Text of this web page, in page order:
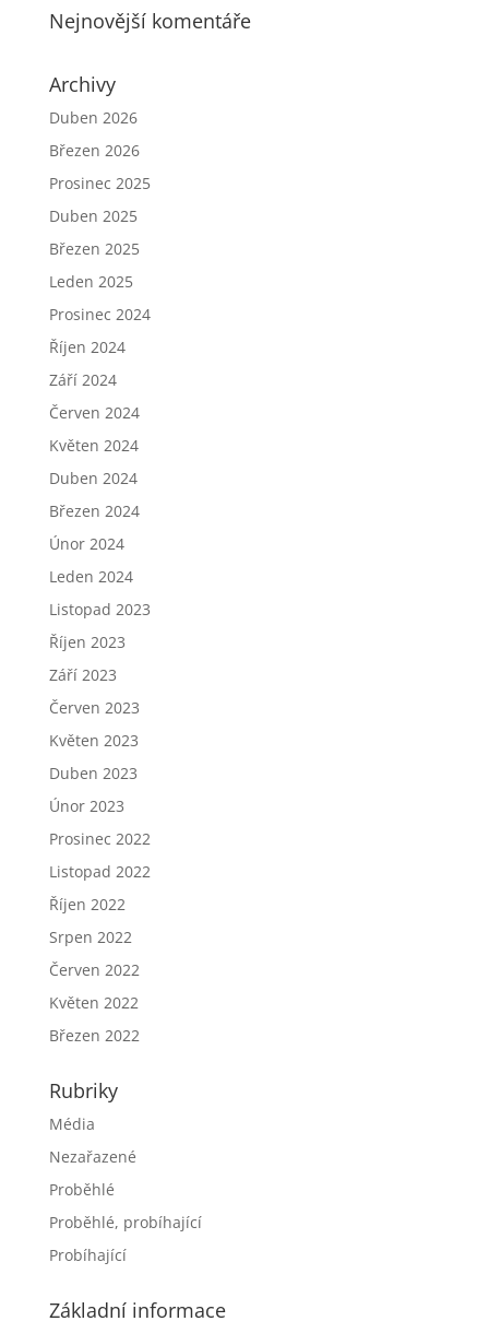
Nejnovější komentáře
Archivy
Duben 2026
Březen 2026
Prosinec 2025
Duben 2025
Březen 2025
Leden 2025
Prosinec 2024
Říjen 2024
Září 2024
Červen 2024
Květen 2024
Duben 2024
Březen 2024
Únor 2024
Leden 2024
Listopad 2023
Říjen 2023
Září 2023
Červen 2023
Květen 2023
Duben 2023
Únor 2023
Prosinec 2022
Listopad 2022
Říjen 2022
Srpen 2022
Červen 2022
Květen 2022
Březen 2022
Rubriky
Média
Nezařazené
Proběhlé
Proběhlé, probíhající
Probíhající
Základní informace